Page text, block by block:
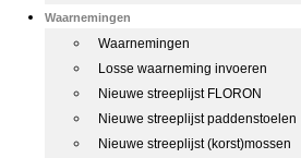
Waarnemingen
Waarnemingen
Losse waarneming invoeren
Nieuwe streeplijst FLORON
Nieuwe streeplijst paddenstoelen
Nieuwe streeplijst (korst)mossen